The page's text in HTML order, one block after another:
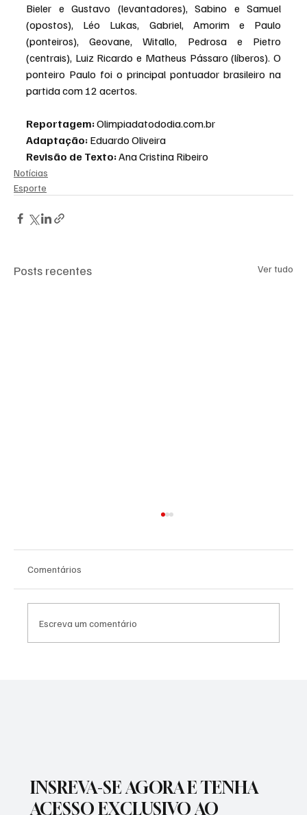
Bieler e Gustavo (levantadores), Sabino e Samuel
(opostos), Léo Lukas, Gabriel, Amorim e Paulo
(ponteiros), Geovane, Witallo, Pedrosa e Pietro
(centrais), Luiz Ricardo e Matheus Pássaro (líberos). O
ponteiro Paulo foi o principal pontuador brasileiro na
partida com 12 acertos.
Reportagem:Olimpiadatododia.com.br
Adaptação: Eduardo Oliveira
Revisão de Texto: Ana Cristina Ribeiro
Notícias
Esporte
Posts recentes Ver tudo
Comentários
Escreva um comentário
INSREVA-SE AGORA E TENHA
ACESSO EXCLUSIVO AO